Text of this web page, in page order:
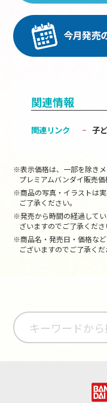
関連情報
関連リンク 子
※表示価格は、一部を除きメ
プレミアムバンダイ販売価
※商品の写真・イラストは
ご了承ください。
※発売から時間の経過して
ざいますのでご了承くださ
※商品名・発売日・価格な
ございますのでご了承くだ